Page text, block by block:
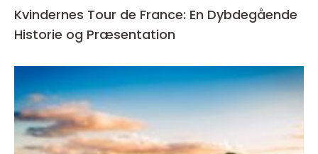
Kvindernes Tour de France: En Dybdegående
Historie og Præsentation